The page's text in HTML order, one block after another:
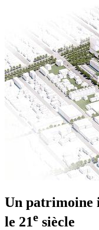
Un patrimoine
le 21e siècle